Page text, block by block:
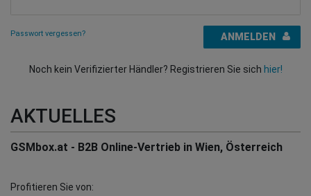
Passwort vergessen? ANMELDEN
Noch kein Verifizierter Händler? Registrieren Sie sich hier!
AKTUELLES
GSMbox.at - B2B Online-Vertrieb in Wien, Österreich
Profitieren Sie von: